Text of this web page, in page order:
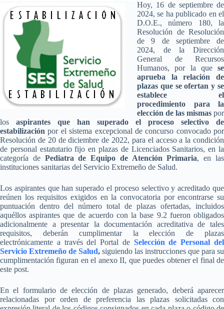
Hoy, 16 de septiembre de
2024, se ha publicado en el
D.O.E., número 180, la
Resolución de Resolución
de 9 de septiembre de
2024, de la Dirección
General de Recursos
Humanos, por la que se
aprueba la relación de
plazas que se ofertan y se
establece el
procedimiento para la
elección de las mismas por
los aspirantes que han superado el proceso selectivo de
estabilización por el sistema excepcional de concurso convocado por
Resolución de 20 de diciembre de 2022, para el acceso a la condición
de personal estatutario fijo en plazas de Licenciados Sanitarios, en la
categoría de Pediatra de Equipo de Atención Primaria, en las
instituciones sanitarias del Servicio Extremeño de Salud.
Los aspirantes que han superado el proceso selectivo y acreditado que
reúnen los requisitos exigidos en la convocatoria por encontrarse su
puntuación dentro del número total de plazas ofertadas, incluidos
aquéllos aspirantes que de acuerdo con la base 9.2 fueron obligados
adicionalmente a presentar la documentación acreditativa de tales
requisitos, deberán cumplimentar la elección de plazas
electrónicamente a través del Portal de Selección de Personal del
Servicio Extremeño de Salud, siguiendo las instrucciones que para su
cumplimentación figuran en el anexo II, que puedes obtener el final de
este post.
En el formulario de elección de plazas generado, deberá aparecer
relacionadas por orden de preferencia las plazas solicitadas con